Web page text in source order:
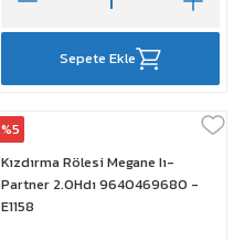
Sepete Ekle
%5
Elta
Kızdırma Rölesi Megane Iı-
Partner 2.0Hdı 9640469680 -
E1158